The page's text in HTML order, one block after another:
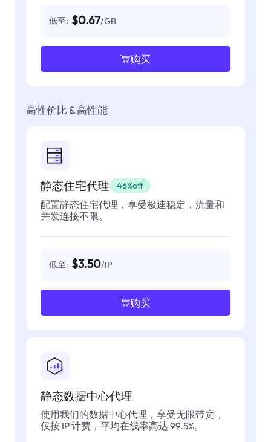
低至: $0.67/GB
购买
高性价比 & 高性能
静态住宅代理 46%off
配置静态住宅代理，享受极速稳定，流量和
并发连接不限。
低至: $3.50/IP
购买
静态数据中心代理
使用我们的数据中心代理，享受无限带宽，
仅按 IP 计费，平均在线率高达 99.5%。